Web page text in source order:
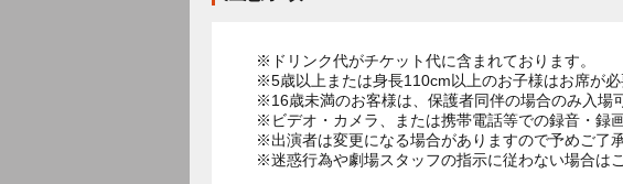
※ドリンク代がチケット代に含まれております。
※5歳以上または身長110cm以上のお子様はお席が必
※16歳未満のお客様は、保護者同伴の場合のみ入場
※ビデオ・カメラ、または携帯電話等での録音・録
※出演者は変更になる場合がありますので予めご了
※迷惑行為や劇場スタッフの指示に従わない場合は